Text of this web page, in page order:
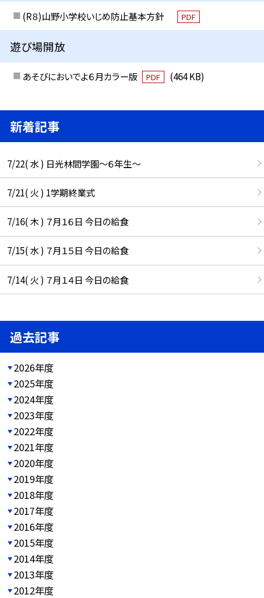
(R８)山野小学校いじめ防止基本方針 PDF
遊び場開放
あそびにおいでよ６月カラー版 PDF (464 KB)
新着記事
7/22( 水 ) 日光林間学園～６年生～
7/21( 火 ) 1学期終業式
7/16( 木 ) ７月１６日 今日の給食
7/15( 水 ) ７月１５日 今日の給食
7/14( 火 ) ７月１４日 今日の給食
過去記事
2026年度
2025年度
2024年度
2023年度
2022年度
2021年度
2020年度
2019年度
2018年度
2017年度
2016年度
2015年度
2014年度
2013年度
2012年度